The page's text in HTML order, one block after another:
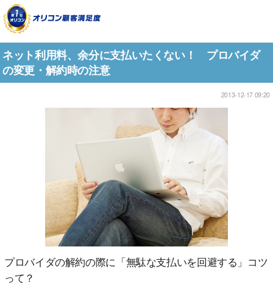
ネット利用料、余分に支払いたくない！ プロバイダ
の変更・解約時の注意
2013-12-17 09:20
プロバイダの解約の際に「無駄な支払いを回避する」コツ
って？